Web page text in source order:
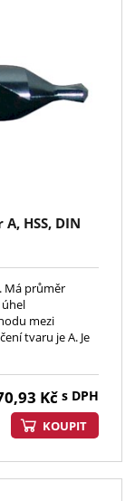
HSS, DIN
Má průměr
úhel
mezi
tvaru je A. Je
Kč s DPH
KOUPIT